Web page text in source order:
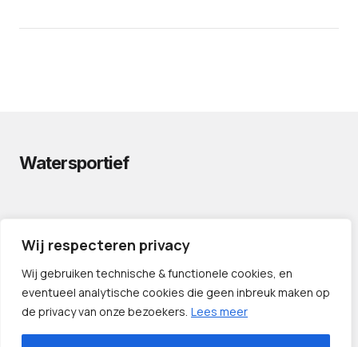
Wij respecteren privacy
Wij gebruiken technische & functionele cookies, en
eventueel analytische cookies die geen inbreuk maken op
de privacy van onze bezoekers. Lees meer
Watersportief
CONTACT